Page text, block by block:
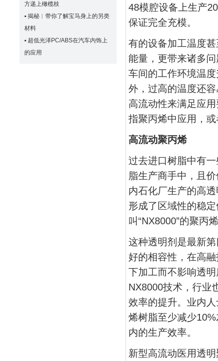
方递上橄榄枝
▪ 揭秘︱带你了解宝马身上的另类
材料
▪ 超低光泽PC/ABS在汽车内饰上
的应用
48模腔设备上生产
保证完全充模。
有的设备加工温度
能量，更带来诸多
车间的工作环境温
外，过高的温度还
高流动性来满足应
指聚丙烯中应用，
高流动聚丙烯
过去进口树脂中有
脂生产商手中，且
内石化厂生产的高
形成了区域性的稳
叫“NX8000”的聚丙
这种透明剂是最新
好的相容性，在高
下加工而不影响透
NX8000技术，行业
效率的提升。业内
烯树脂至少减少
内的生产效率。
新型高流动医用透